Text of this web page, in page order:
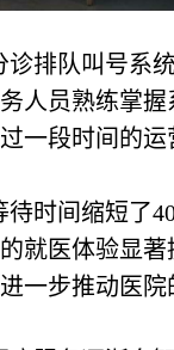
排队叫号系
人员熟练掌
一段时间的
时间缩短了
就医体验显
一步推动医院